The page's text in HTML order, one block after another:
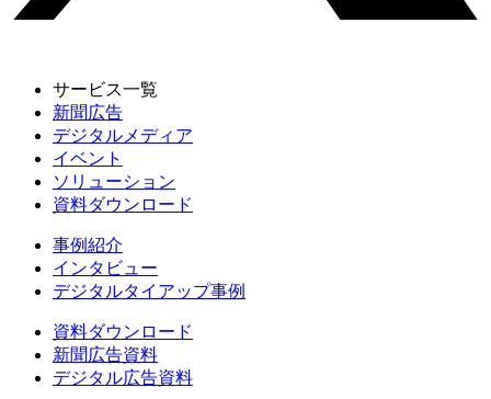
サービス一覧
新聞広告
デジタルメディア
イベント
ソリューション
資料ダウンロード
事例紹介
インタビュー
デジタルタイアップ事例
資料ダウンロード
新聞広告資料
デジタル広告資料